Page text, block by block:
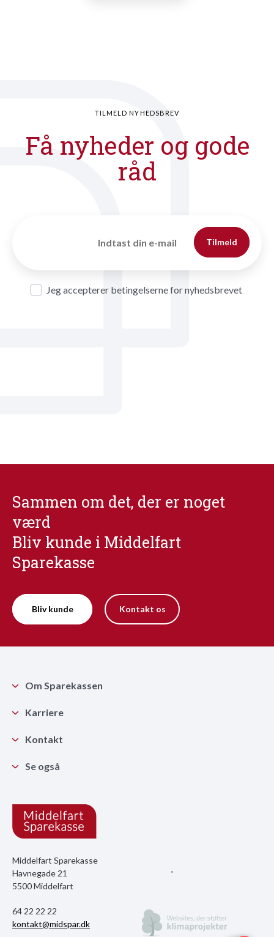
TILMELD NYHEDSBREV
Få nyheder og gode
råd
Jeg accepterer betingelserne for nyhedsbrevet
Tilmeld
Sammen om det, der er noget
værd
Bliv kunde i Middelfart
Sparekasse
Bliv kunde Kontakt os
Middelfart Sparekasse
Havnegade 21
5500 Middelfart
64 22 22 22
kontakt@midspar.dk
Om Sparekassen
Karriere
Kontakt
Se også